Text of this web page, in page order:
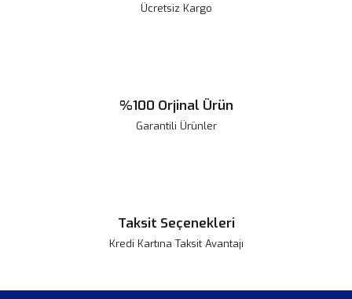
Ücretsiz Kargo
%100 Orjinal Ürün
Garantili Ürünler
Taksit Seçenekleri
Kredi Kartına Taksit Avantajı